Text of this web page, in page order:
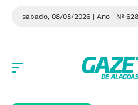
sábado, 08/08/2026 | Ano | Nº